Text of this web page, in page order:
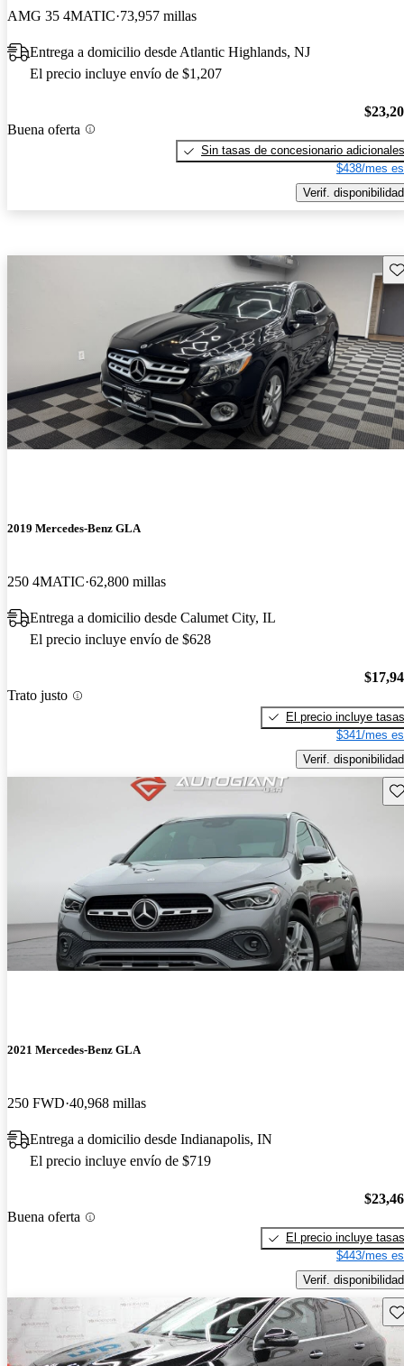
AMG 35 4MATIC 73,957 millas
Entrega a domicilio desde Atlantic Highlands, NJ
El precio incluye envío de $1,207
Buena oferta
Sin tasas de concesionario adicionales
$438/mes
Verif. disponibilidad
2019 Mercedes-Benz GLA
250 4MATIC 62,800 millas
Entrega a domicilio desde Calumet City, IL
El precio incluye envío de $628
Trato justo
El precio incluye tasas
$341/mes
Verif. disponibilidad
2021 Mercedes-Benz GLA
250 FWD 40,968 millas
Entrega a domicilio desde Indianapolis, IN
El precio incluye envío de $719
Buena oferta
El precio incluye tasas
$443/mes
Verif. disponibilidad